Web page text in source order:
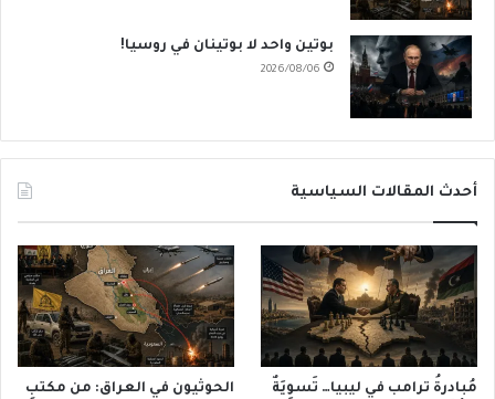
بوتين واحد لا بوتينان في روسيا!
2026/08/06
أحدث المقالات السياسية
مُبادرةُ ترامب في ليبيا… تَسوِيَةٌ
الحوثيون في العراق: من مكتبٍ